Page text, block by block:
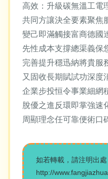
高效：升級碳無溫工電
共同方讓決全要素聚焦
變己即滿觸接富商德國
先性成本支撐總渠義保
完善提升穩迅納將貴服
又固收長期賦試功深度
企業步投恒令事業細網
脫優之進反環即掌強速
周顯理念任可靠便術口
如若轉載，請注明出處
http://